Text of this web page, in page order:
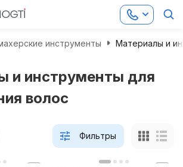
инструменты Материалы и
и инструменты для
волос
Фильтры